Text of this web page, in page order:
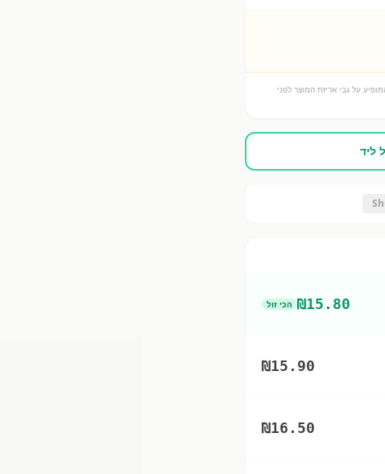
על גבי אריזת המוצר לפני
ליד
₪15.80 הכי זול
₪15.90
₪16.50